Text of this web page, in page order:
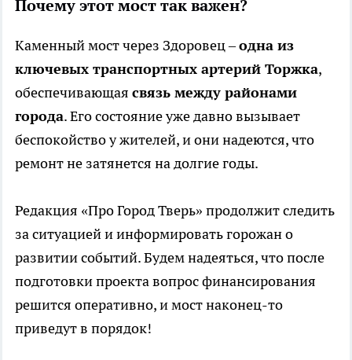
Почему этот мост так важен?
Каменный мост через Здоровец –одна из
ключевых транспортных артерий Торжка,
обеспечивающая связь между районами
города. Его состояние уже давно вызывает
беспокойство у жителей, и они надеются, что
ремонт не затянется на долгие годы.
Редакция «Про Город Тверь» продолжит следить
за ситуацией и информировать горожан о
развитии событий. Будем надеяться, что после
подготовки проекта вопрос финансирования
решится оперативно, и мост наконец-то
приведут в порядок!